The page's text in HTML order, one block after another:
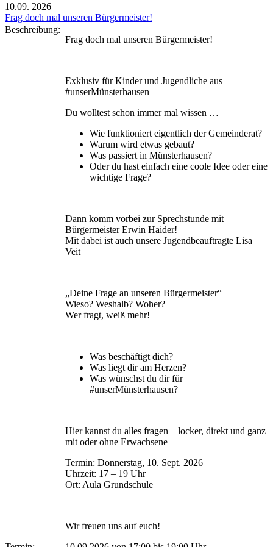
10.09. 2026
Frag doch mal unseren Bürgermeister!
Beschreibung:
Frag doch mal unseren Bürgermeister!
Exklusiv für Kinder und Jugendliche aus
#unserMünsterhausen
Du wolltest schon immer mal wissen …
Wie funktioniert eigentlich der Gemeinderat?
Warum wird etwas gebaut?
Was passiert in Münsterhausen?
Oder du hast einfach eine coole Idee oder eine
wichtige Frage?
Dann komm vorbei zur Sprechstunde mit
Bürgermeister Erwin Haider!
Mit dabei ist auch unsere Jugendbeauftragte Lisa
Veit
„Deine Frage an unseren Bürgermeister“
Wieso? Weshalb? Woher?
Wer fragt, weiß mehr!
Was beschäftigt dich?
Was liegt dir am Herzen?
Was wünschst du dir für
#unserMünsterhausen?
Hier kannst du alles fragen – locker, direkt und ganz
mit oder ohne Erwachsene
Termin: Donnerstag, 10. Sept. 2026
Uhrzeit: 17 – 19 Uhr
Ort: Aula Grundschule
Wir freuen uns auf euch!